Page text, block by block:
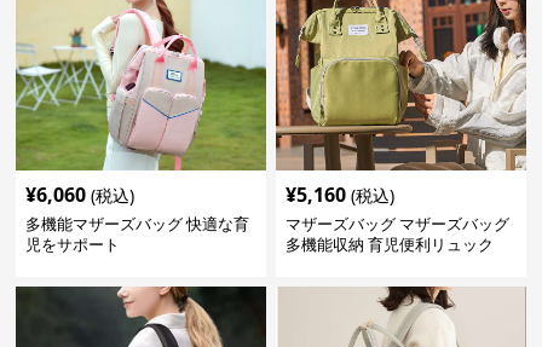
¥6,060 (税込)
多機能マザーズバッグ 快適な育
児をサポート
¥5,160 (税込)
マザーズバッグ マザーズバッグ
多機能収納 育児便利リュック